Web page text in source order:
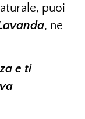
puoi
, ne
e ti